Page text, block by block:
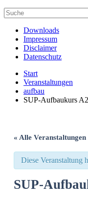
Downloads
Impressum
Disclaimer
Datenschutz
Start
Veranstaltungen
aufbau
SUP-Aufbaukurs
« Alle Veranstaltungen
Diese Veranstaltung
SUP-